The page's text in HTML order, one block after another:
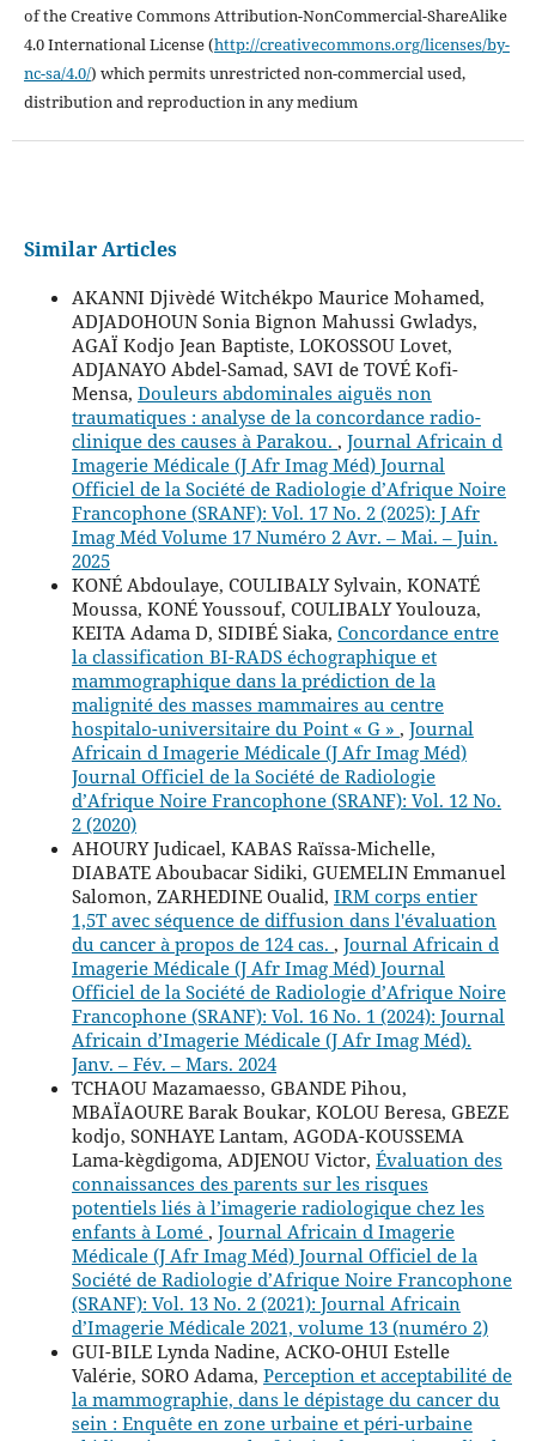
of the Creative Commons Attribution-NonCommercial-ShareAlike
4.0 International License (http://creativecommons.org/licenses/by-
nc-sa/4.0/) which permits unrestricted non-commercial used,
distribution and reproduction in any medium
Similar Articles
AKANNI Djivèdé Witchékpo Maurice Mohamed,
ADJADOHOUN Sonia Bignon Mahussi Gwladys,
AGAÏ Kodjo Jean Baptiste, LOKOSSOU Lovet,
ADJANAYO Abdel-Samad, SAVI de TOVÉ Kofi-
Mensa, Douleurs abdominales aiguës non
traumatiques : analyse de la concordance radio-
clinique des causes à Parakou. , Journal Africain d
Imagerie Médicale (J Afr Imag Méd) Journal
Officiel de la Société de Radiologie d’Afrique Noire
Francophone (SRANF): Vol. 17 No. 2 (2025): J Afr
Imag Méd Volume 17 Numéro 2 Avr. – Mai. – Juin.
2025
KONÉ Abdoulaye, COULIBALY Sylvain, KONATÉ
Moussa, KONÉ Youssouf, COULIBALY Youlouza,
KEITA Adama D, SIDIBÉ Siaka, Concordance entre
la classification BI-RADS échographique et
mammographique dans la prédiction de la
malignité des masses mammaires au centre
hospitalo-universitaire du Point « G » , Journal
Africain d Imagerie Médicale (J Afr Imag Méd)
Journal Officiel de la Société de Radiologie
d’Afrique Noire Francophone (SRANF): Vol. 12 No.
2 (2020)
AHOURY Judicael, KABAS Raïssa-Michelle,
DIABATE Aboubacar Sidiki, GUEMELIN Emmanuel
Salomon, ZARHEDINE Oualid, IRM corps entier
1,5T avec séquence de diffusion dans l'évaluation
du cancer à propos de 124 cas. , Journal Africain d
Imagerie Médicale (J Afr Imag Méd) Journal
Officiel de la Société de Radiologie d’Afrique Noire
Francophone (SRANF): Vol. 16 No. 1 (2024): Journal
Africain d’Imagerie Médicale (J Afr Imag Méd).
Janv. – Fév. – Mars. 2024
TCHAOU Mazamaesso, GBANDE Pihou,
MBAÏAOURE Barak Boukar, KOLOU Beresa, GBEZE
kodjo, SONHAYE Lantam, AGODA-KOUSSEMA
Lama-kègdigoma, ADJENOU Victor, Évaluation des
connaissances des parents sur les risques
potentiels liés à l’imagerie radiologique chez les
enfants à Lomé , Journal Africain d Imagerie
Médicale (J Afr Imag Méd) Journal Officiel de la
Société de Radiologie d’Afrique Noire Francophone
(SRANF): Vol. 13 No. 2 (2021): Journal Africain
d’Imagerie Médicale 2021, volume 13 (numéro 2)
GUI-BILE Lynda Nadine, ACKO-OHUI Estelle
Valérie, SORO Adama, Perception et acceptabilité de
la mammographie, dans le dépistage du cancer du
sein : Enquête en zone urbaine et péri-urbaine